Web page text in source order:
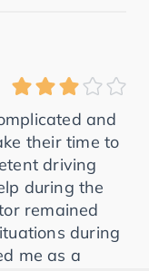
and
their time to
driving
during the
remained
during
me as a